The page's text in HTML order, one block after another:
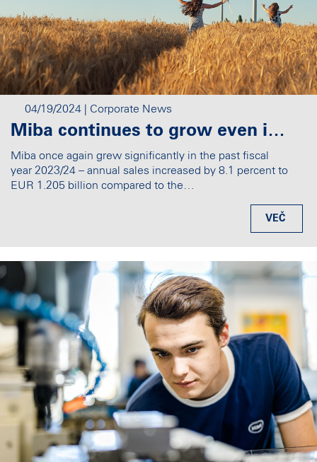
04/19/2024 | Corporate News
Miba continues to grow even in a difficult economic environment: Sales have doubled in the past ten years
Miba once again grew significantly in the past fiscal
year 2023/24 – annual sales increased by 8.1 percent to
EUR 1.205 billion compared to the…
VEČ